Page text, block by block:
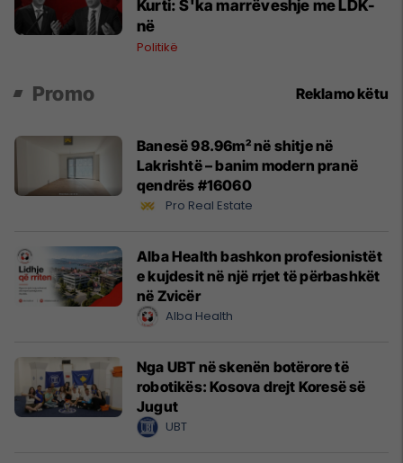
Kurti: S'ka marrëveshje me LDK-
në
Politikë
Promo Reklamo këtu
Banesë 98.96m² në shitje në
Lakrishtë – banim modern pranë
qendrës #16060
Pro Real Estate
Alba Health bashkon profesionistët
e kujdesit në një rrjet të përbashkët
në Zvicër
Alba Health
Nga UBT në skenën botërore të
robotikës: Kosova drejt Koresë së
Jugut
UBT